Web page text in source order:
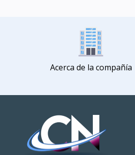
Acerca de la compañía